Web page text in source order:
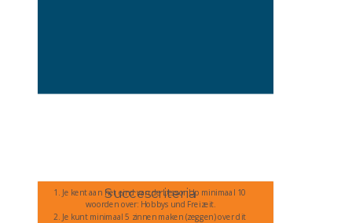
Succescriteria
1. Je kent aan het eind van de LessonUp minimaal 10
woorden over: Hobbys und Freizeit.
2. Je kunt minimaal 5 zinnen maken (zeggen) over dit